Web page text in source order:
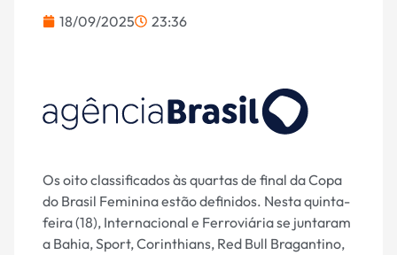
18/09/2025 23:36
Os oito classificados às quartas de final da Copa
do Brasil Feminina estão definidos. Nesta quinta-
feira (18), Internacional e Ferroviária se juntaram
a Bahia, Sport, Corinthians, Red Bull Bragantino,